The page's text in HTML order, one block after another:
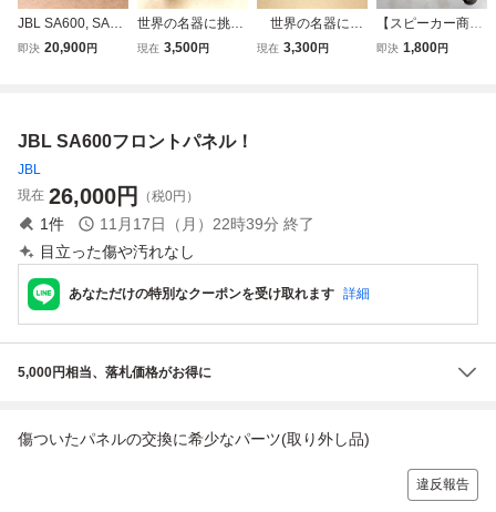
JBL SA600, SA66
0 フロントパネル
即決 20,900円
世界の名器に挑
戦 JBL・T型サー
基板
現在 3,500円
世界の名器に挑
戦 名器を自作 自
現在 3,300円
【スピーカー商
店！】 JBL Contro
即決 1,800円
JBL SA600フロントパネル！
JBL
現在 26,000円 （税0円）
1件 11月17日（月）22時39分 終了
目立った傷や汚れなし
あなただけの特別なクーポンを受け取れます 詳細
5,000円相当、落札価格がお得に
傷ついたパネルの交換に希少なパーツ(取り外し品)
違反報告